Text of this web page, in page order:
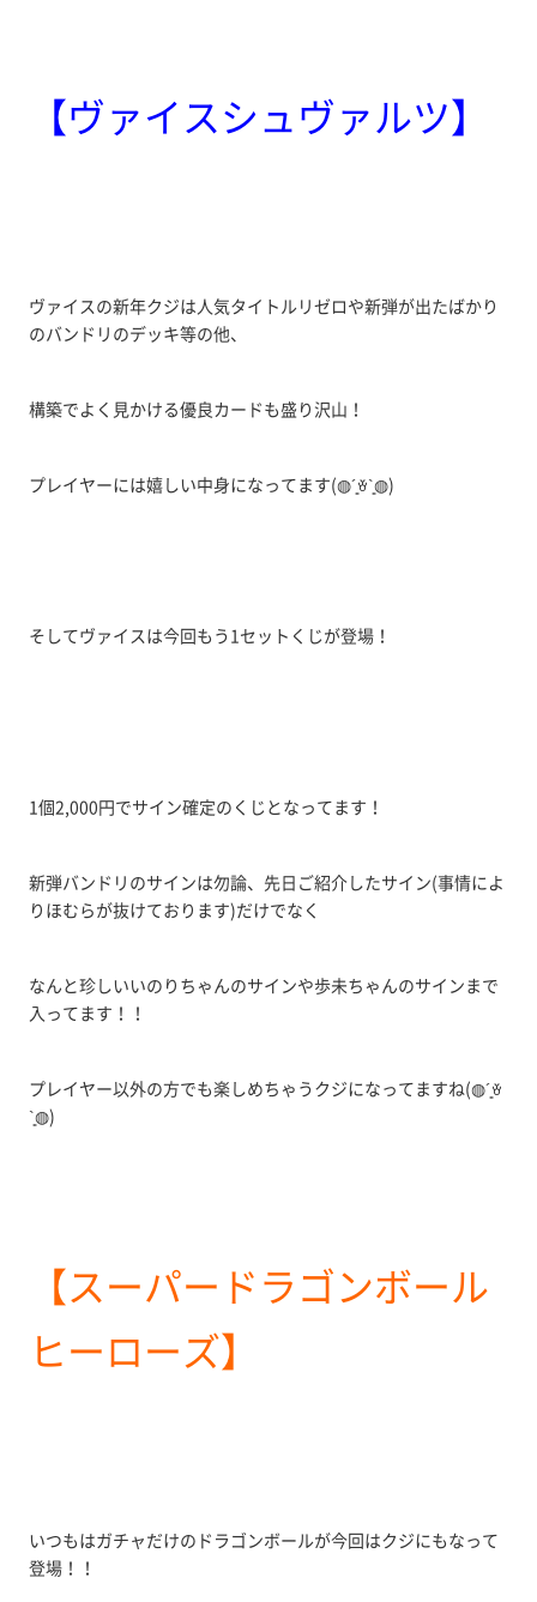
【ヴァイスシュヴァルツ】
ヴァイスの新年クジは人気タイトルリゼロや新弾が出たばかり
のバンドリのデッキ等の他、
構築でよく見かける優良カードも盛り沢山！
プレイヤーには嬉しい中身になってます(◍´͈ꈊ`͈◍)
そしてヴァイスは今回もう1セットくじが登場！
1個2,000円でサイン確定のくじとなってます！
新弾バンドリのサインは勿論、先日ご紹介したサイン(事情によ
りほむらが抜けております)だけでなく
なんと珍しいいのりちゃんのサインや歩未ちゃんのサインまで
入ってます！！
プレイヤー以外の方でも楽しめちゃうクジになってますね(◍´͈ꈊ
`͈◍)
【スーパードラゴンボール
ヒーローズ】
いつもはガチャだけのドラゴンボールが今回はクジにもなって
登場！！